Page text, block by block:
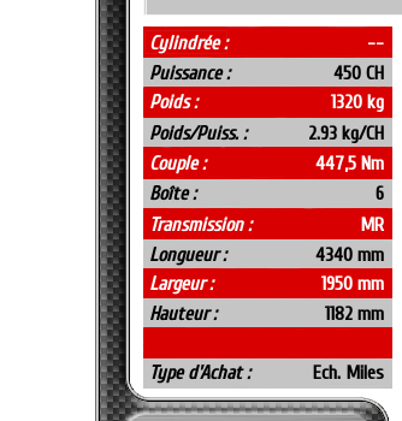
Cylindrée :
--
Puissance :
450 CH
Poids :
1320 kg
Poids/Puiss. :
2.93 kg/CH
Couple :
447,5 Nm
Boîte :
6
Transmission :
MR
Longueur :
4340 mm
Largeur :
1950 mm
Hauteur :
1182 mm
Type d'Achat : Ech. Miles